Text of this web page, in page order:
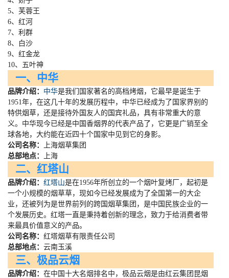
5、芙蓉王
6、红河
7、利群
8、白沙
9、红金龙
10、五叶神
一、中华
品牌介绍： 中华是我们国家著名的高档烤烟，它最早是诞生于
1951年，在这几十年的发展历程中，中华已经成为了国家界别的
特供烟草，还是接待外国友人的国宾礼品，具有非常重大的意
义。中华现今已经是中国香烟界的代表产品了，它更是广销至全
球各地，大约能在近四十个国家中见到它的身影。
公司名称：
上海烟草集团
总部地点：
上海
二、红塔山
品牌介绍： 红塔山是在1956年所创立的一个烟叶复烤厂，起初是
一个小规模的烟草草，现如今已经发展成为了全国第一的大企
业，还被列为是世界前列的跨国烟草集团，是中国民族企业的一
个发展历史。红塔一直是秉持着创新的理念，致力于给消费者带
来最具价值意义的产品。
公司名称： 红塔烟草有限责任公司
总部地点： 云南玉溪
三、极品云烟
品牌介绍： 在中国十大名烟排名中，极品云烟是由红云集团昆烟